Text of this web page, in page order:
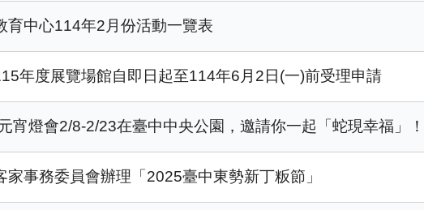
育中心114年2月份活動一覽表
年度展覽場館自即日起至114年6月2日(一)前受理申請
宵燈會2/8-2/23在臺中中央公園，邀請你一起「蛇現幸福」！
家事務委員會辦理「2025臺中東勢新丁粄節」